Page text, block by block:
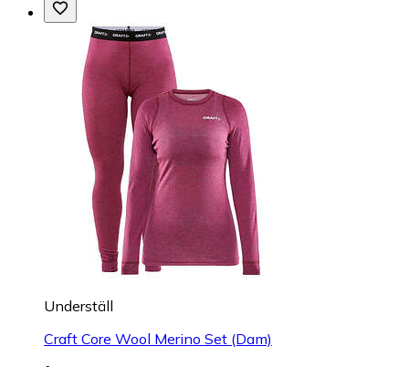
Underställ
Craft Core Wool Merino Set (Dam)